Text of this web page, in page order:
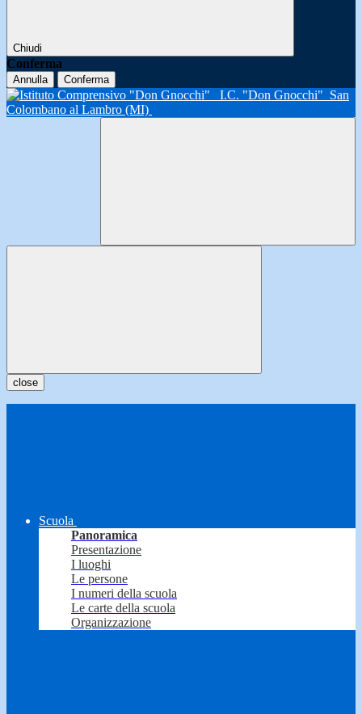
Chiudi
Conferma
Annulla Conferma
I.C. "Don Gnocchi" San
Colombano al Lambro (MI)
close
Scuola
Panoramica
Presentazione
I luoghi
Le persone
I numeri della scuola
Le carte della scuola
Organizzazione